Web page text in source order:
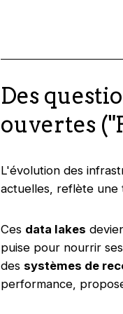
Des
ouvertes
L'évolution des
actuelles, reflète
Ces data lakes
puise pour nourrir
des systèmes de
performance,